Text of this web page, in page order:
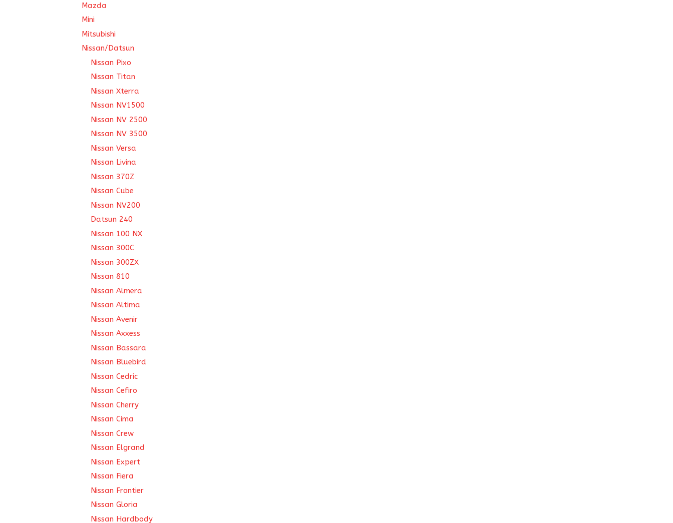
Mazda
Mini
Mitsubishi
Nissan/Datsun
Nissan Pixo
Nissan Titan
Nissan Xterra
Nissan NV1500
Nissan NV 2500
Nissan NV 3500
Nissan Versa
Nissan Livina
Nissan 370Z
Nissan Cube
Nissan NV200
Datsun 240
Nissan 100 NX
Nissan 300C
Nissan 300ZX
Nissan 810
Nissan Almera
Nissan Altima
Nissan Avenir
Nissan Axxess
Nissan Bassara
Nissan Bluebird
Nissan Cedric
Nissan Cefiro
Nissan Cherry
Nissan Cima
Nissan Crew
Nissan Elgrand
Nissan Expert
Nissan Fiera
Nissan Frontier
Nissan Gloria
Nissan Hardbody